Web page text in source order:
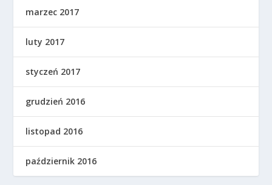
marzec 2017
luty 2017
styczeń 2017
grudzień 2016
listopad 2016
październik 2016